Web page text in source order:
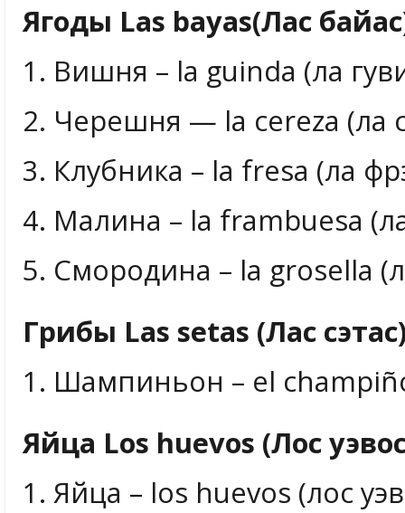
Ягоды Las bayas(Лас
1. Вишня – la guinda (ла
2. Черешня — la cereza (ла
3. Клубника – la fresa (ла
4. Малина – la frambuesa
5. Смородина – la grosella
Грибы Las setas (Лас
1. Шампиньон – el
Яйца Los huevos (Лос
1. Яйца – los huevos (лос